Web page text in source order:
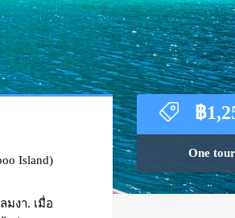
Island)
มงา. เมื่อ
฿
One